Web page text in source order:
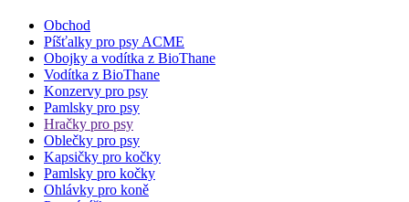
Obchod
Píšťalky pro psy ACME
Obojky a vodítka z BioThane
Vodítka z BioThane
Konzervy pro psy
Pamlsky pro psy
Hračky pro psy
Oblečky pro psy
Kapsičky pro kočky
Pamlsky pro kočky
Ohlávky pro koně